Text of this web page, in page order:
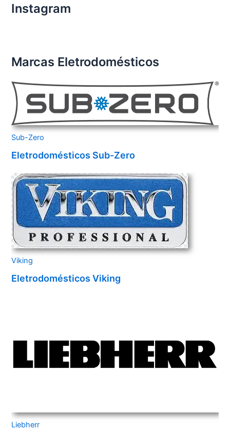
Instagram
Marcas Eletrodomésticos
Sub-Zero
Eletrodomésticos Sub-Zero
Viking
Eletrodomésticos Viking
Liebherr